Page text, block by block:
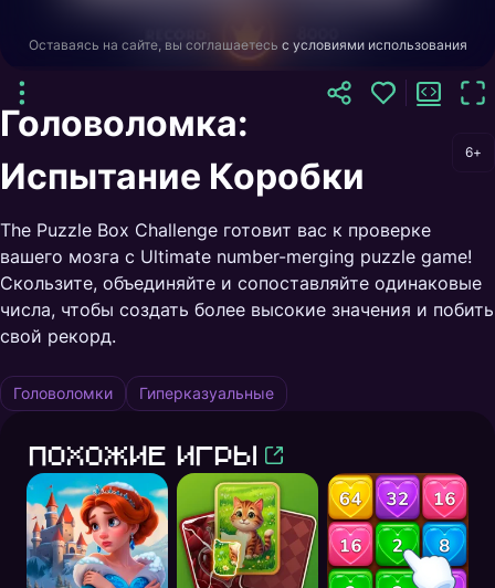
Оставаясь на сайте, вы соглашаетесь с условиями использования
Головоломка:
Испытание Коробки
6+
The Puzzle Box Challenge готовит вас к проверке
вашего мозга с Ultimate number-merging puzzle game!
Скользите, объединяйте и сопоставляйте одинаковые
числа, чтобы создать более высокие значения и побить
свой рекорд.
Головоломки Гиперказуальные
Похожие игры